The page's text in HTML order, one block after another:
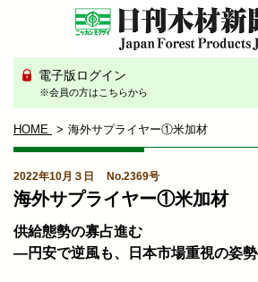
電子版ログイン
※会員の方はこちらから
HOME 海外サプライヤー①米加材
2022年10月３日 No.2369号
海外サプライヤー①米加材
供給態勢の寡占進む
―円安で逆風も、日本市場重視の姿